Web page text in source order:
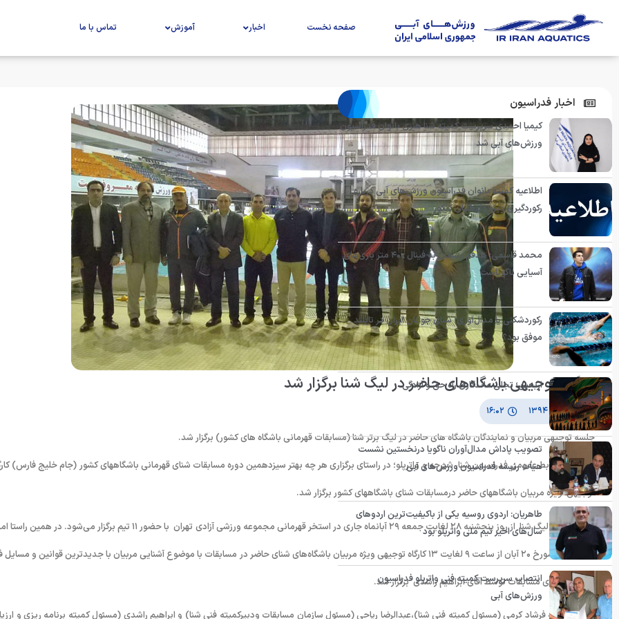
صفحه نخست اخبار آموزش تماس با ما
کارگاه توجیهی باشگاه‌های حاضر در لیگ شنا برگزار شد
۲۰ آبان ۱۳۹۴ ۱۶:۰۲
جلسه توجیهی مربیان و نمایندگان باشگاه های حاضر در لیگ برتر شنا (مسابقات قهرمانی باشگاه های کشور) برگزار شد.
به گزارش روابط عمومی فدراسیون شنا، شیرجه و واترپلو؛ در راستای برگزاری هر چه بهتر سیزدهمین دوره مسابقات شنای قهرمانی باشگاههای کشور (جام خلیج فارس)
توجیهی ویژه مربیان باشگاههای حاضر درمسابقات شنای باشگاههای کشور برگزار شد.
اولین مرحله لیگ شنا از روز پنجشنبه ۲۸ لغایت جمعه ۲۹ آبانماه جاری در استخر قهرمانی مجموعه ورزشی آزادی تهران با حضور ۱۱ تیم برگزار می‌شود. در
(چهارشنبه) مورخ ۲۰ آبان از ساعت ۹ لغایت ۱۳ کارگاه توجیهی ویژه مربیان باشگاه‌های شنای حاضر در مسابقات با موضوع آشنایی مربیان با جدیدترین قوانین و
و نحوه برگزاری مسابقات توسط آقای ابراهیم راشدی برگزار شد.
در این جلسه فرشاد کرمی (مسئول کمیته فنی شنا)،عبدالرضا ریاحی (مسئول سازمان مسابقات ودبیرکمیته فنی شنا) و ابراهیم راشدی (مسئول کمیته برنامه ریزی و
اخبار فدراسیون
کیمیا احمدی سرپرست کمیته شنا هنری بانوان فدراسیون
ورزش‌های آبی شد
اطلاعیه کمیته بانوان فدراسیون ورزش‌های آبی درباره
رکوردگیری ویژه داوطلبان کنکور
محمد قاسمی: هدفم رسیدن به فینال ۴۰۰ متر بازی‌های
آسیایی ناگویاست
رکوردشکنی یا مدال‌آوری؛ شنای جوانان ایران در تایلند
موفق بود؟
اربعین؛ تجلی ماندگاری راه حق و آزادگی
تصویب پاداش مدال‌آوران ناگویا درنخستین نشست
هیأت رئیسه فدراسیون ورزش‌های آبی
طاهریان: اردوی روسیه یکی از باکیفیت‌ترین اردوهای
سال‌های اخیر تیم ملی واترپلو بود
انتصاب سرپرست کمیته فنی واترپلو فدراسیون
ورزش‌های آبی